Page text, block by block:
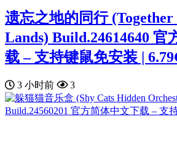
遗忘之地的同行
Lands) Build.24614640 官
载 – 支持键鼠免安装 |
3 小时前 3